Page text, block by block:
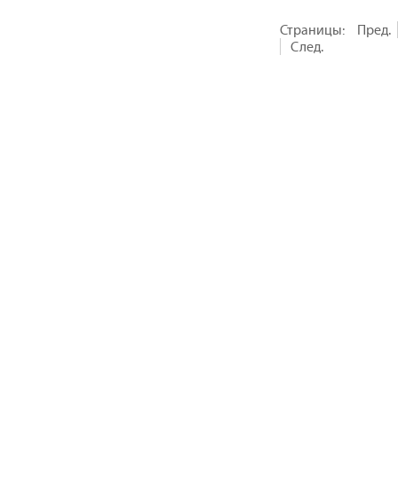
Страницы:
Пред.
След.